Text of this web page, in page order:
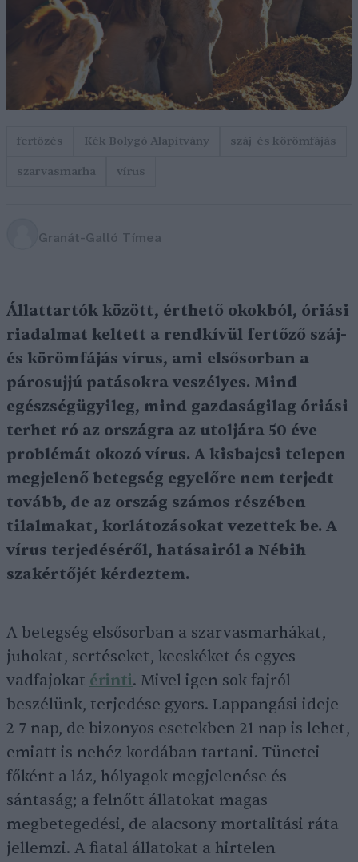
fertőzés Kék Bolygó Alapítvány
száj-és körömfájás
szarvasmarha
vírus
Granát-Galló Tímea
Állattartók között, érthető okokból, óriási
riadalmat keltett a rendkívül fertőző száj-
és körömfájás vírus, ami elsősorban a
párosujjú patásokra veszélyes. Mind
egészségügyileg, mind gazdaságilag óriási
terhet ró az országra az utoljára 50 éve
problémát okozó vírus. A kisbajcsi telepen
megjelenő betegség egyelőre nem terjedt
tovább, de az ország számos részében
tilalmakat, korlátozásokat vezettek be. A
vírus terjedéséről, hatásairól a Nébih
szakértőjét kérdeztem.
A betegség elsősorban a szarvasmarhákat,
juhokat, sertéseket, kecskéket és egyes
vadfajokat érinti. Mivel igen sok fajról
beszélünk, terjedése gyors. Lappangási ideje
2-7 nap, de bizonyos esetekben 21 nap is lehet,
emiatt is nehéz kordában tartani. Tünetei
főként a láz, hólyagok megjelenése és
sántaság; a felnőtt állatokat magas
megbetegedési, de alacsony mortalitási ráta
jellemzi. A fiatal állatokat a hirtelen